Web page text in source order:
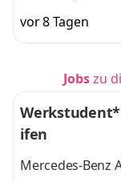
vor 8 Tagen
Jobszu
ifen
Mercedes-Benz